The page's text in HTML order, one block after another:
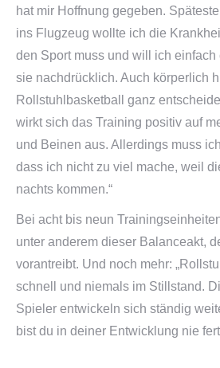
hat mir Hoffnung gegeben.
ins Flugzeug wollte ich die
den Sport muss und will ich einfach
sie nachdrücklich. Auch körperlich
Rollstuhlbasketball ganz
wirkt sich das Training positiv auf
und Beinen aus. Allerdings muss
dass ich nicht zu viel mache, weil
nachts kommen.“
Bei acht bis neun
unter anderem dieser Balanceakt,
vorantreibt. Und noch mehr:
schnell und niemals im Stillstand.
Spieler entwickeln sich ständig
bist du in deiner Entwicklung nie